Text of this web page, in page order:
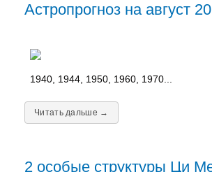
Астропрогноз на август
1940, 1944, 1950, 1960, 1970...
Читать дальше →
2 особые структуры Ци